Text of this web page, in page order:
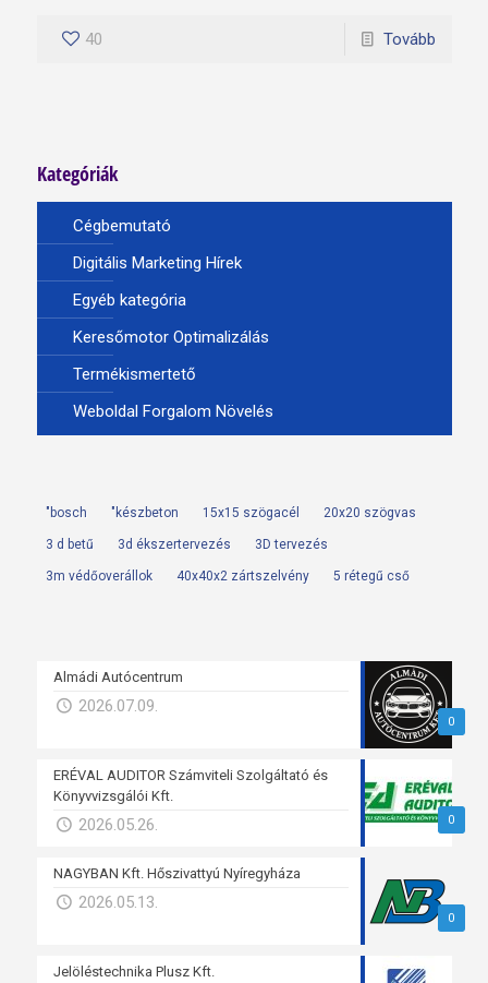
40 Tovább
Kategóriák
Cégbemutató
Digitális Marketing Hírek
Egyéb kategória
Keresőmotor Optimalizálás
Termékismertető
Weboldal Forgalom Növelés
"bosch "készbeton 15x15 szögacél 20x20 szögvas
3 d betű 3d ékszertervezés 3D tervezés
3m védőoverállok 40x40x2 zártszelvény 5 rétegű cső
0
Almádi Autócentrum
2026.07.09.
0
ERÉVAL AUDITOR Számviteli Szolgáltató és
Könyvvizsgálói Kft.
2026.05.26.
0
NAGYBAN Kft. Hőszivattyú Nyíregyháza
2026.05.13.
Jelöléstechnika Plusz Kft.